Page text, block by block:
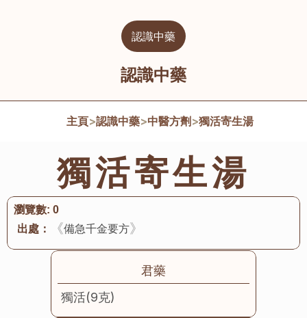
認識中藥
認識中藥
主頁>認識中藥>中醫方劑 >獨活寄生湯
獨活寄生湯
出處： 《備急千金要方》
瀏覽數: 0
君藥
獨活(9克)